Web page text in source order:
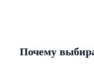
Почему